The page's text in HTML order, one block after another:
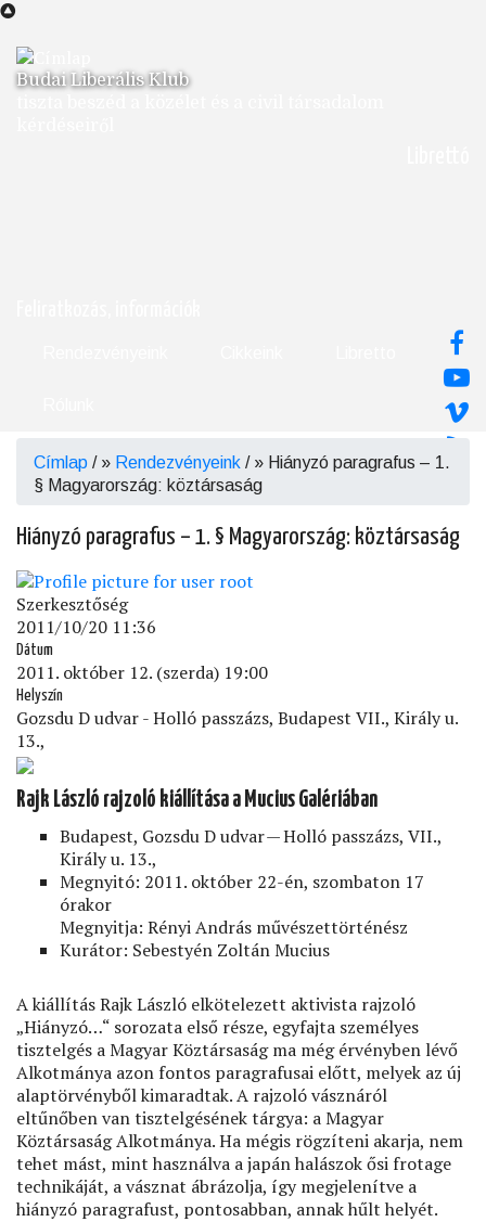
Ugrás
tartalomra
Budai Liberális Klub
Morzsa
Címlap / Rendezvényeink /
Hiányzó paragrafus – 1.
§ Magyarország: köztársaság
Hiányzó paragrafus – 1. § Magyarország: köztársaság
Szerkesztőség
2011/10/20 11:36
Dátum
2011. október 12. (szerda) 19:00
Helyszín
Gozsdu D udvar - Holló passzázs, Budapest VII., Király u.
13.,
Rajk László rajzoló kiállítása a Mucius Galériában
Budapest, Gozsdu D udvar — Holló passzázs, VII.,
Király u. 13.,
Megnyitó: 2011. október 22-én, szombaton 17
órakor
Megnyitja: Rényi András művészettörténész
Kurátor: Sebestyén Zoltán Mucius
A kiállítás Rajk László elkötelezett aktivista rajzoló
„Hiányzó…“ sorozata első része, egyfajta személyes
tisztelgés a Magyar Köztársaság ma még érvényben lévő
Alkotmánya azon fontos paragrafusai előtt, melyek az új
alaptörvényből kimaradtak. A rajzoló vásznáról
eltűnőben van tisztelgésének tárgya: a Magyar
Köztársaság Alkotmánya. Ha mégis rögzíteni akarja, nem
tehet mást, mint használva a japán halászok ősi frotage
technikáját, a vásznat ábrázolja, így megjelenítve a
hiányzó paragrafust, pontosabban, annak hűlt helyét.